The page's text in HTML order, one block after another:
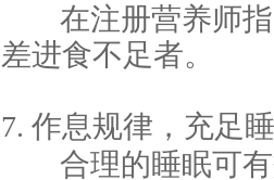
在注册营养师
差进食不足者。
7. 作息规律，充足
合理的睡眠可